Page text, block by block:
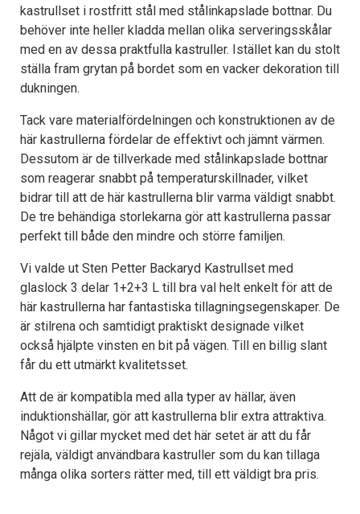
kastrullset i rostfritt stål med stålinkapslade bottnar. Du
behöver inte heller kladda mellan olika serveringsskålar
med en av dessa praktfulla kastruller. Istället kan du stolt
ställa fram grytan på bordet som en vacker dekoration till
dukningen.
Tack vare materialfördelningen och konstruktionen av de
här kastrullerna fördelar de effektivt och jämnt värmen.
Dessutom är de tillverkade med stålinkapslade bottnar
som reagerar snabbt på temperaturskillnader, vilket
bidrar till att de här kastrullerna blir varma väldigt snabbt.
De tre behändiga storlekarna gör att kastrullerna passar
perfekt till både den mindre och större familjen.
Vi valde ut Sten Petter Backaryd Kastrullset med
glaslock 3 delar 1+2+3 L till bra val helt enkelt för att de
här kastrullerna har fantastiska tillagningsegenskaper. De
är stilrena och samtidigt praktiskt designade vilket
också hjälpte vinsten en bit på vägen. Till en billig slant
får du ett utmärkt kvalitetsset.
Att de är kompatibla med alla typer av hällar, även
induktionshällar, gör att kastrullerna blir extra attraktiva.
Något vi gillar mycket med det här setet är att du får
rejäla, väldigt användbara kastruller som du kan tillaga
många olika sorters rätter med, till ett väldigt bra pris.